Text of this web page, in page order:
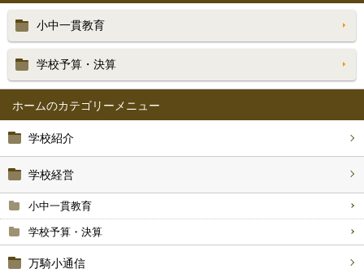
ホーム
学校紹介
学校経営
小中一貫教育
学校予算・決算
万騎小通信
小中一貫教育
学校予算・決算